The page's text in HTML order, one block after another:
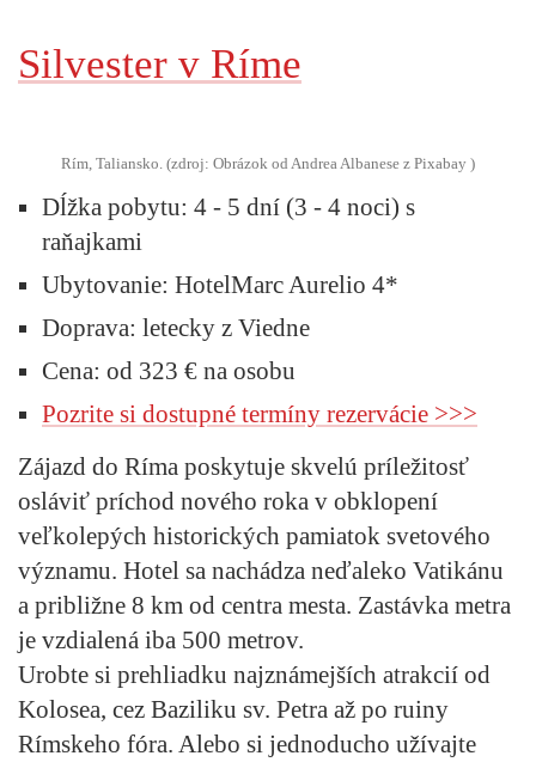
Silvester v Ríme
Rím, Taliansko. (zdroj: Obrázok od Andrea Albanese z Pixabay )
Dĺžka pobytu: 4 - 5 dní (3 - 4 noci) s
raňajkami
Ubytovanie: HotelMarc Aurelio 4*
Doprava: letecky z Viedne
Cena: od 323 € na osobu
Pozrite si dostupné termíny rezervácie >>>
Zájazd do Ríma poskytuje skvelú príležitosť
osláviť príchod nového roka v obklopení
veľkolepých historických pamiatok svetového
významu. Hotel sa nachádza neďaleko Vatikánu
a približne 8 km od centra mesta. Zastávka metra
je vzdialená iba 500 metrov.
Urobte si prehliadku najznámejších atrakcií od
Kolosea, cez Baziliku sv. Petra až po ruiny
Rímskeho fóra. Alebo si jednoducho užívajte